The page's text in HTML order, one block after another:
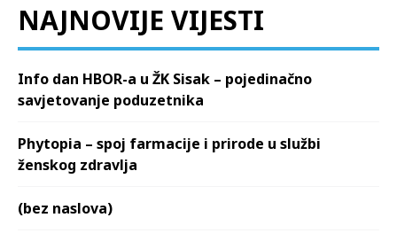
NAJNOVIJE VIJESTI
Info dan HBOR-a u ŽK Sisak – pojedinačno
savjetovanje poduzetnika
Phytopia – spoj farmacije i prirode u službi
ženskog zdravlja
(bez naslova)